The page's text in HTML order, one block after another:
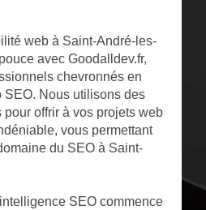
web à Saint-André-les-
avec Goodalldev.fr,
chevronnés en
SEO. Nous utilisons des
offrir à vos projets web
vous permettant
du SEO à Saint-
SEO commence